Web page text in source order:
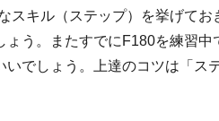
スキル（ステップ）を挙げて
う。またすでにF180を練習中
でしょう。上達のコツは「ス